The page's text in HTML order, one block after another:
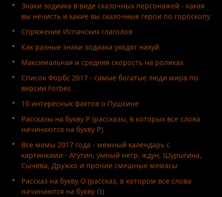
Знаки зодиака в виде сказочных персонажей - какая
вы нечисть и какие вы сказочные герои по гороскопу
Спряжение Испанских глаголов
Как разные знаки зодиака уходят нахуй
Максимальная и средняя скорость на роликах
Список Форбс 2017 - самые богатые люди мира по
версии Forbes
10 интересных фактов о Пушкине
Рассказы на букву Р (рассказы, в которых все слова
начинаются на букву Р)
Все мемы 2017 года - мемный календарь с
картинками - Агутин, умный негр, ждун, Шурыгина,
Сычева, Дружко и прочие смешные мемасы
Рассказ на букву О (рассказ, в котором все слова
начинаются на букву О)